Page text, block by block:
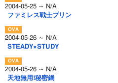
2004-05-25 ～ N/A
ファミレス戦士プリン
2004-05-26 ～ N/A
STEADY×STUDY
2004-05-26 ～ N/A
天地無用!秘密鍋